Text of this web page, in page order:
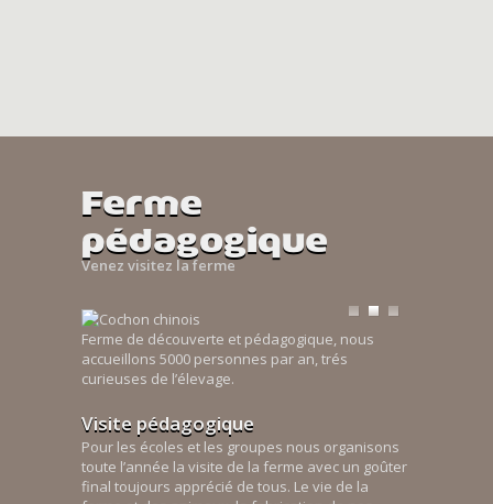
Ferme
pédagogique
Venez visitez la ferme
Ferme de découverte et pédagogique, nous
accueillons 5000 personnes par an, trés
curieuses de l’élevage.
Visite pédagogique
Pour les écoles et les groupes nous organisons
toute l’année la visite de la ferme avec un goûter
final toujours apprécié de tous. Le vie de la